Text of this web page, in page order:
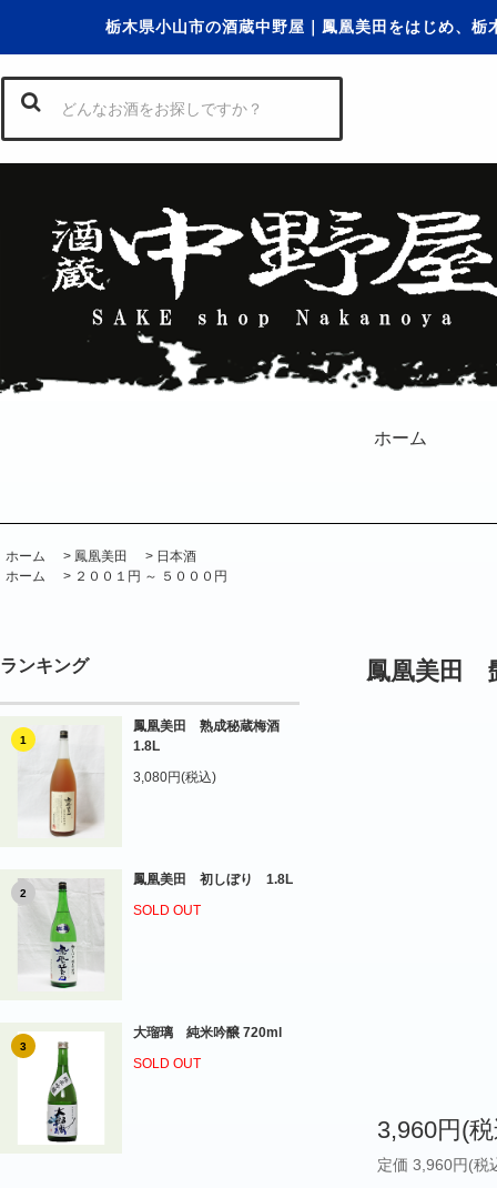
栃木県小山市の酒蔵中野屋｜鳳凰美田をはじめ、
ホーム
ホーム > 鳳凰美田 > 日本酒
ホーム
> ２００１円 ～ ５０００円
ランキング
1
鳳凰美田 熟成秘蔵梅酒
1.8L
3,080円(税込)
2
鳳凰美田 初しぼり 1.8L
SOLD OUT
3
大瑠璃 純米吟醸 720ml
SOLD OUT
鳳凰美田
3,960円(
定価 3,960円(税